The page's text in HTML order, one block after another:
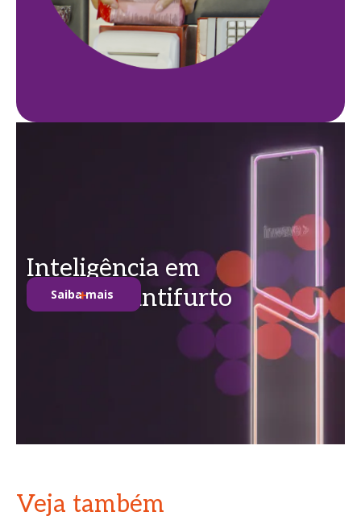
Inteligência em
soluções antifurto
Saiba mais
Veja também